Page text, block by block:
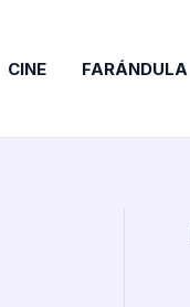
CINE FARÁNDULA